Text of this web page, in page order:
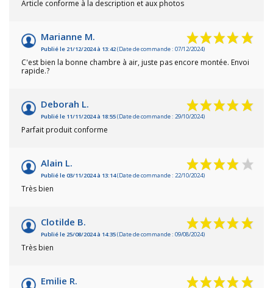
Article conforme à la description et aux photos
Marianne M.
Publié le 21/12/2024 à 13:42(Date de commande : 07/12/2024)
C'est bien la bonne chambre à air, juste pas encore montée. Envoi
rapide.?
Deborah L.
Publié le 11/11/2024 à 18:55(Date de commande : 29/10/2024)
Parfait produit conforme
Alain L.
Publié le 03/11/2024 à 13:14(Date de commande : 22/10/2024)
Très bien
Clotilde B.
Publié le 25/08/2024 à 14:35(Date de commande : 09/08/2024)
Très bien
Emilie R.